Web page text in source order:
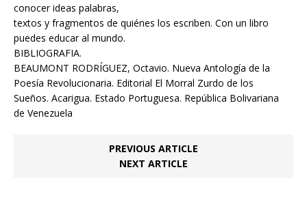
conocer ideas palabras,
textos y fragmentos de quiénes los escriben. Con un libro
puedes educar al mundo.
BIBLIOGRAFIA.
BEAUMONT RODRÍGUEZ, Octavio. Nueva Antología de la
Poesía Revolucionaria. Editorial El Morral Zurdo de los
Sueños. Acarigua. Estado Portuguesa. República Bolivariana
de Venezuela
PREVIOUS ARTICLE
NEXT ARTICLE